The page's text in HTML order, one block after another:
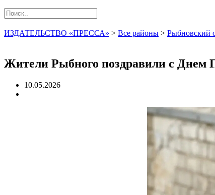
ИЗДАТЕЛЬСТВО «ПРЕССА» > Все районы > Рыбновский
Жители Рыбного поздравили с Днем
10.05.2026